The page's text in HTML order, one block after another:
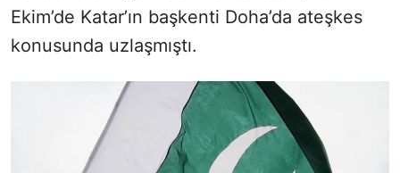
Ekim’de Katar’ın başkenti Doha’da ateşkes
konusunda uzlaşmıştı.